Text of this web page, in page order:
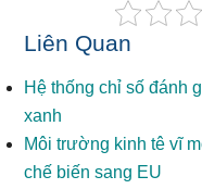
Liên Quan
Hệ thống chỉ số đánh
xanh
Môi trường kinh tê vĩ
chế biến sang EU